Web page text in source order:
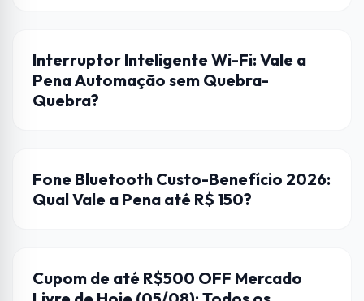
AUTOMAÇÃO
Interruptor Inteligente Wi-Fi: Vale a
Pena Automação sem Quebra-
Quebra?
FONES DE OUVIDO
Fone Bluetooth Custo-Benefício 2026:
Qual Vale a Pena até R$ 150?
CUPONS DE DESCONTO
Cupom de até R$500 OFF Mercado